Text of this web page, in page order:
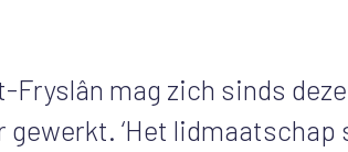
Fryslân mag zich sinds
gewerkt. ‘Het